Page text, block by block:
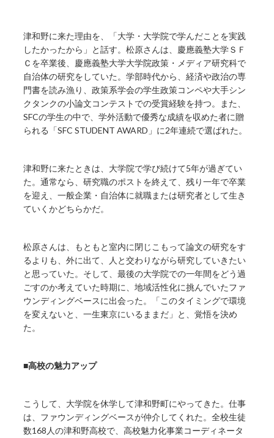
津和野に来た理由を、「大学・大学院で学んだことを実践
したかったから」と話す。松原さんは、慶應義塾大学ＳＦ
Ｃを卒業後、慶應義塾大学大学院政策・メディア研究科で
自治体の研究をしていた。学部時代から、経済や政治の専
門書を読み漁り、政策系学会の学生政策コンペや大手シン
クタンクの小論文コンテストでの受賞経験を持つ。また、
SFCの学生の中で、学外活動で優秀な成績を収めた者に贈
られる「SFC STUDENT AWARD」に2年連続で選ばれた。
津和野に来たときは、大学院で学び続けて5年が過ぎてい
た。通常なら、研究職のポストを終えて、残り一年で卒業
を迎え、一般企業・自治体に就職または研究者として生き
ていくかどちらかだ。
松原さんは、もともと室内に閉じこもって論文の研究をす
るよりも、外に出て、人と交わりながら研究していきたい
と思っていた。そして、最後の大学院での一年間をどう過
ごすのか考えていた時期に、地域活性化に挑んでいたファ
ウンディングベースに出会った。「このタイミングで環境
を変えないと、一生東京にいるままだ」と、覚悟を決め
た。
■高校の魅力アップ
こうして、大学院を休学して津和野町にやってきた。仕事
は、ファウンディングベースが仲介してくれた。全校生徒
数168人の津和野高校で、高校魅力化事業コーディネータ